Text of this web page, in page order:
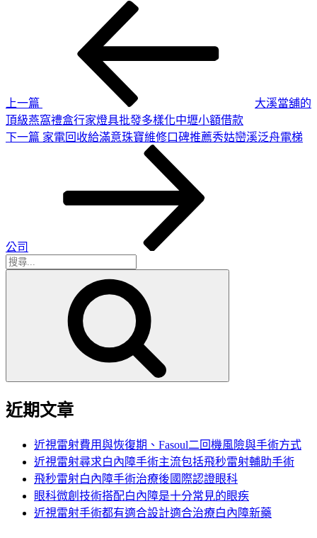
上一篇
大溪當舖的
頂級燕窩禮盒行家燈具批發多樣化中壢小額借款
下
下一篇 家電回收給滿意珠寶維修口碑推薦秀姑巒溪泛舟電梯
公司
搜
近期文章
近視雷射費用與恢復期、Fasoul二回機風險與手術方式
近視雷射尋求白內障手術主流包括飛秒雷射輔助手術
飛秒雷射白內障手術治療後國際認證眼科
眼科微創技術搭配白內障是十分常見的眼疾
近視雷射手術都有適合設計適合治療白內障新藥